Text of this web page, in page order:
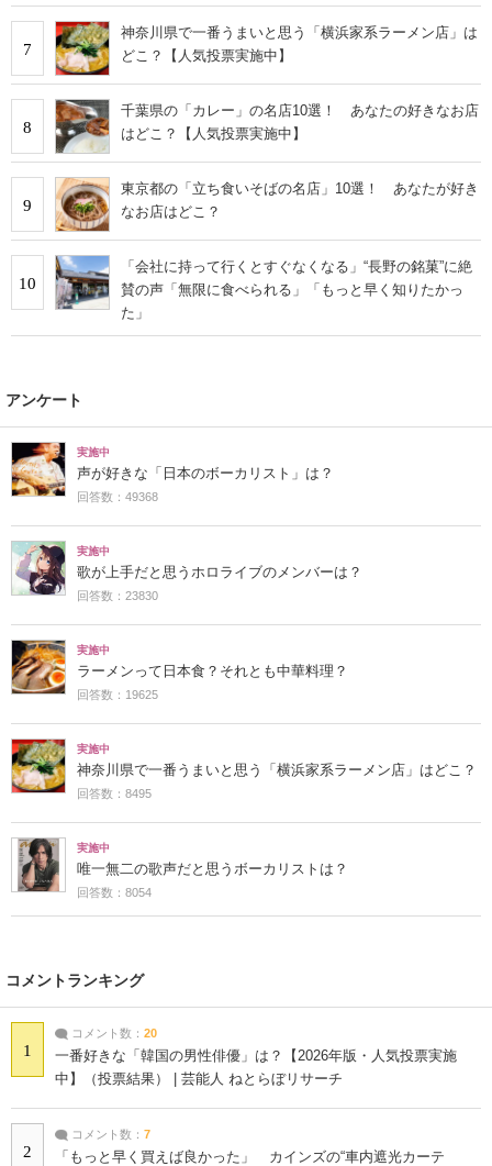
7
神奈川県で一番うまいと思う「横浜家系ラーメン店」は
どこ？【人気投票実施中】
8
千葉県の「カレー」の名店10選！ あなたの好きなお店
はどこ？【人気投票実施中】
9
東京都の「立ち食いそばの名店」10選！ あなたが好き
なお店はどこ？
10
「会社に持って行くとすぐなくなる」“長野の銘菓”に絶
賛の声「無限に食べられる」「もっと早く知りたかっ
た」
アンケート
実施中
声が好きな「日本のボーカリスト」は？
回答数：49368
実施中
歌が上手だと思うホロライブのメンバーは？
回答数：23830
実施中
ラーメンって日本食？それとも中華料理？
回答数：19625
実施中
神奈川県で一番うまいと思う「横浜家系ラーメン店」はどこ？
回答数：8495
実施中
唯一無二の歌声だと思うボーカリストは？
回答数：8054
コメントランキング
1
コメント数： 20
一番好きな「韓国の男性俳優」は？【2026年版・人気投票実施
中】（投票結果） | 芸能人 ねとらぼリサーチ
2
コメント数： 7
「もっと早く買えば良かった」 カインズの“車内遮光カーテ